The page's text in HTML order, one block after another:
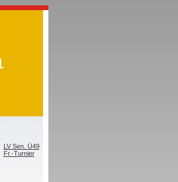
LV Sen. Ü49
Fr.-Turnier